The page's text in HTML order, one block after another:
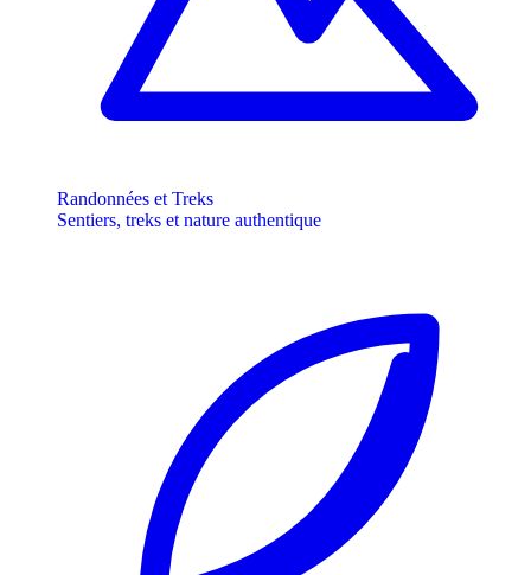
Randonnées et Treks
Sentiers, treks et nature authentique